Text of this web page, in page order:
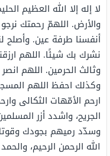
لا إله إلا الله العظيم
والأرض. اللهمّ رحمتك
أنفسنا طرفة عين. وأصلح
نشرك بك شيئًا. اللهم
وثالث الحرمين. اللهم
وكذلك احفظ اللهم
ارحم الأمّهات الثكالى
الجريح، واشدد أزر
وسدّد رميهم بجودك
الله الرحمن الرحيم،